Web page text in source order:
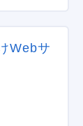
Webサ